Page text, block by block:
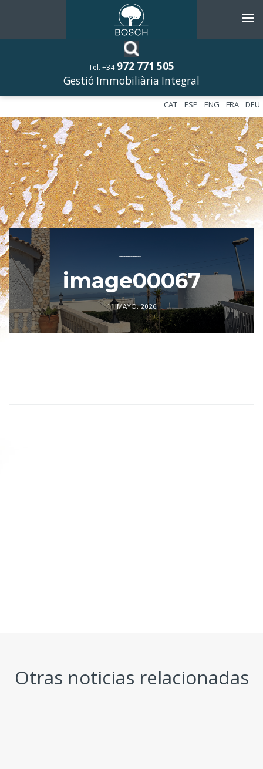
Tel. +34 972 771 505
Gestió Immobiliària Integral
DEU
FRA
ENG
ESP
CAT
––––––––––––
image00067
11 MAYO, 2026
Otras noticias relacionadas